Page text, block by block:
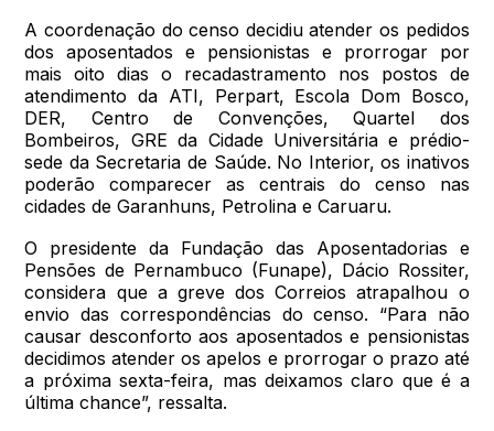
A coordenação do censo decidiu atender os pedidos
dos aposentados e pensionistas e prorrogar por
mais oito dias o recadastramento nos postos de
atendimento da ATI, Perpart, Escola Dom Bosco,
DER, Centro de Convenções, Quartel dos
Bombeiros, GRE da Cidade Universitária e prédio-
sede da Secretaria de Saúde. No Interior, os inativos
poderão comparecer as centrais do censo nas
cidades de Garanhuns, Petrolina e Caruaru.
O presidente da Fundação das Aposentadorias e
Pensões de Pernambuco (Funape), Dácio Rossiter,
considera que a greve dos Correios atrapalhou o
envio das correspondências do censo. “Para não
causar desconforto aos aposentados e pensionistas
decidimos atender os apelos e prorrogar o prazo até
a próxima sexta-feira, mas deixamos claro que é a
última chance”, ressalta.